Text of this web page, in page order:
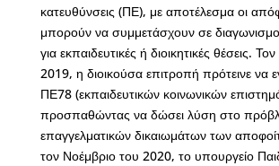
κατευθύνσεις (ΠΕ), με αποτέλεσμα οι
μπορούν να συμμετάσχουν σε
για εκπαιδευτικές ή διοικητικές θέσεις.
2019, η διοικούσα επιτροπή πρότεινε να
ΠΕ78 (εκπαιδευτικών κοινωνικών
προσπαθώντας να δώσει λύση στο
επαγγελματικών δικαιωμάτων των
τον Νοέμβριο του 2020, το υπουργείο